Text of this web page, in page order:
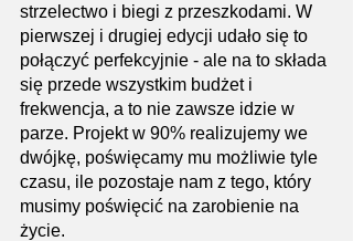
strzelectwo i biegi z przeszkodami. W
pierwszej i drugiej edycji udało się to
połączyć perfekcyjnie - ale na to składa
się przede wszystkim budżet i
frekwencja, a to nie zawsze idzie w
parze. Projekt w 90% realizujemy we
dwójkę, poświęcamy mu możliwie tyle
czasu, ile pozostaje nam z tego, który
musimy poświęcić na zarobienie na
życie.